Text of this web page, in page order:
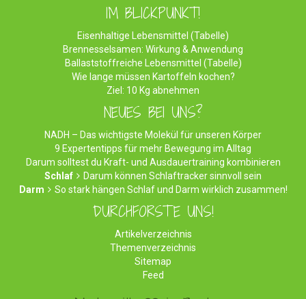
IM BLICKPUNKT!
Eisenhaltige Lebensmittel (Tabelle)
Brennesselsamen: Wirkung & Anwendung
Ballaststoffreiche Lebensmittel (Tabelle)
Wie lange müssen Kartoffeln kochen?
Ziel: 10 Kg abnehmen
NEUES BEI UNS?
NADH – Das wichtigste Molekül für unseren Körper
9 Expertentipps für mehr Bewegung im Alltag
Darum solltest du Kraft- und Ausdauertraining kombinieren
Schlaf
Darum können Schlaftracker sinnvoll sein
Darm
So stark hängen Schlaf und Darm wirklich zusammen!
DURCHFORSTE UNS!
Artikelverzeichnis
Themenverzeichnis
Sitemap
Feed